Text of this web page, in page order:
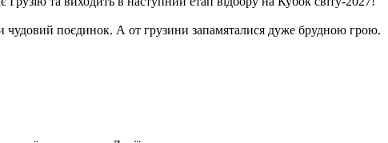
чудовий поєдинок. А от грузини запамяталися дуже брудною грою.